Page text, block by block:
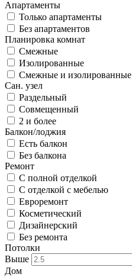
Апартаменты
Только апартаменты
Без апартаментов
Планировка комнат
Смежные
Изолированные
Смежные и изолированные
Сан. узел
Раздельный
Совмещенный
2 и более
Балкон/лоджия
Есть балкон
Без балкона
Ремонт
С полной отделкой
С отделкой с мебелью
Евроремонт
Косметический
Дизайнерский
Без ремонта
Потолки
Выше
Дом